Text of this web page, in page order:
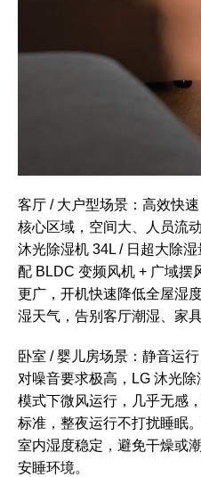
客厅 / 大户型场景：高效快
核心区域，空间大、人员流
沐光除湿机 34L / 日超大除
配 BLDC 变频风机 + 广域摆
更广，开机快速降低全屋湿
湿天气，告别客厅潮湿、家
卧室 / 婴儿房场景：静音运
对噪音要求极高，LG 沐光
模式下微风运行，几乎无感
标准，整夜运行不打扰睡眠
室内湿度稳定，避免干燥或
安睡环境。